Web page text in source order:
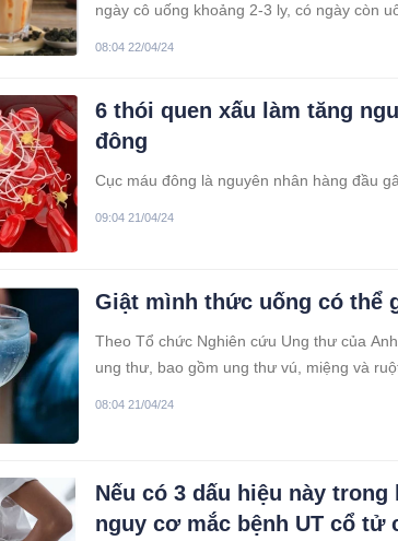
ngày cô uống khoảng 2-3 ly, có ngày còn
08:04 22/04/24
6 thói quen xấu làm tăng
đông
Cục máu đông là nguyên nhân hàng đầu
09:04 21/04/24
Giật mình thức uống có thể
Theo Tổ chức Nghiên cứu Ung thư của
ung thư, bao gồm ung thư vú, miệng và
08:04 21/04/24
Nếu có 3 dấu hiệu này
nguy cơ mắc bệnh UT cổ tử